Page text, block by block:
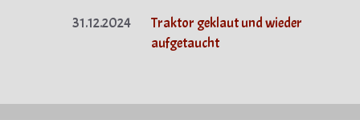
31.12.2024
Traktor geklaut und wieder
aufgetaucht